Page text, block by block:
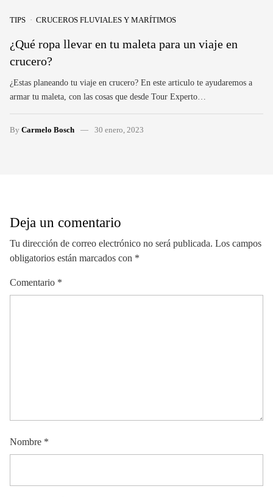
TIPS CRUCEROS FLUVIALES Y MARÍTIMOS
¿Qué ropa llevar en tu maleta para un viaje en
crucero?
¿Estas planeando tu viaje en crucero? En este articulo te ayudaremos a
armar tu maleta, con las cosas que desde Tour Experto…
By Carmelo Bosch 30 enero, 2023
Deja un comentario
Tu dirección de correo electrónico no será publicada. Los campos
obligatorios están marcados con *
Comentario *
Nombre *